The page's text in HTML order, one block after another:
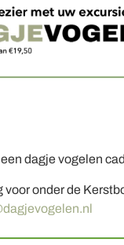
dagje vogelen
onder de